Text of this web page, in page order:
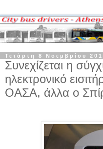
Τετάρτη 8 Νοεμβρίου
Συνεχίζεται η
ηλεκτρονικό
ΟΑΣΑ, άλλα ο